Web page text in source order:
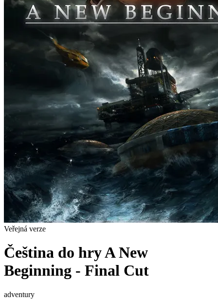
Veřejná verze
Čeština do hry A New
Beginning - Final Cut
adventury